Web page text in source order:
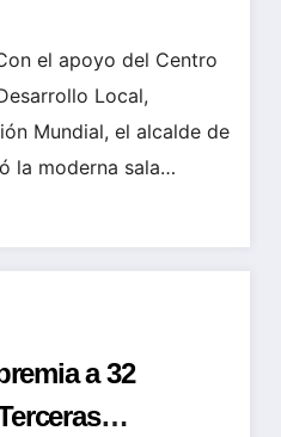
el apoyo del Centro
Local,
Mundial, el alcalde de
la moderna sala…
a 32